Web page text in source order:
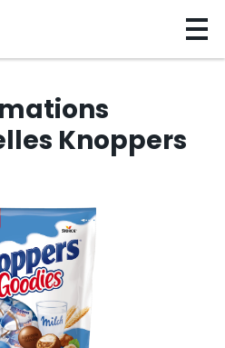
Knoppers